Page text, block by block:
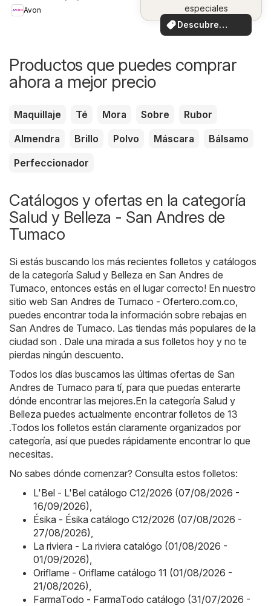
Avon
especiales
Descubre
ofertas
Productos que puedes comprar
ahora a mejor precio
Maquillaje Té Mora Sobre
Rubor
Almendra
Brillo Polvo Máscara
Bálsamo
Perfeccionador
Catálogos y ofertas en la categoría
Salud y Belleza - San Andres de
Tumaco
Si estás buscando los más recientes folletos y catálogos
de la categoría Salud y Belleza en San Andres de
Tumaco, entonces estás en el lugar correcto! En nuestro
sitio web San Andres de Tumaco - Ofertero.com.co
puedes encontrar toda la información sobre rebajas en
San Andres de Tumaco. Las tiendas más populares de la
ciudad son . Dale una mirada a sus folletos hoy y no te
pierdas ningún descuento.
Todos los días buscamos las últimas ofertas de San
Andres de Tumaco para tí, para que puedas enterarte
dónde encontrar las mejores.En la categoría Salud y
Belleza puedes actualmente encontrar folletos de 13
.Todos los folletos están claramente organizados por
categoría, así que puedes rápidamente encontrar lo que
necesitas.
No sabes dónde comenzar? Consulta estos folletos:
L'Bel - L'Bel catálogo C12/2026 (07/08/2026 -
16/09/2026)
Ésika - Ésika catálogo C12/2026 (07/08/2026 -
27/08/2026)
La riviera - La riviera catalógo (01/08/2026 -
01/09/2026)
Oriflame - Oriflame catálogo 11 (01/08/2026 -
21/08/2026)
FarmaTodo - FarmaTodo catálogo (31/07/2026 -